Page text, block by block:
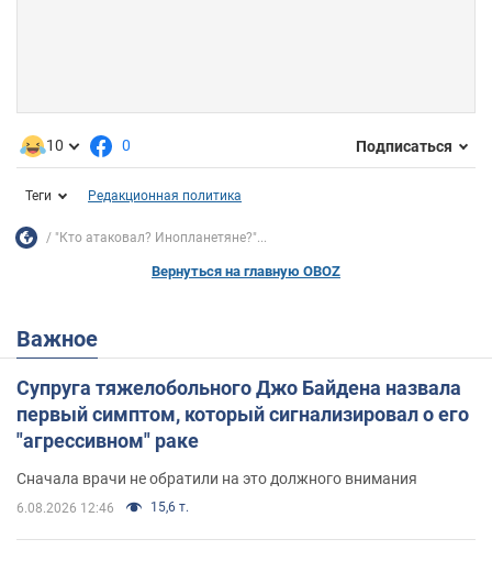
10 0 Подписаться
Теги Редакционная политика
"Кто атаковал? Инопланетяне?"...
Вернуться на главную OBOZ
Важное
Супруга тяжелобольного Джо Байдена назвала
первый симптом, который сигнализировал о его
"агрессивном" раке
Сначала врачи не обратили на это должного внимания
6.08.2026 12:46 15,6 т.